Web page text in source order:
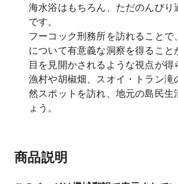
海水浴はもちろん、ただのんびり
です。
フーコック刑務所を訪れることで
について有意義な洞察を得ること
目を見開かされるような視点が得
漁村や胡椒畑、スオイ・トラン滝
然スポットを訪れ、地元の島民生
ょう。
商品説明